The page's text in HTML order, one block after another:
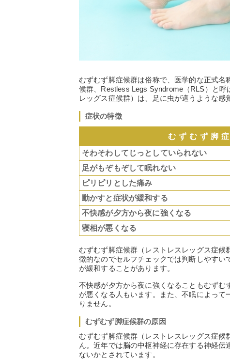
むずむず脚症候群は俗称で、医学的な正式
候群、Restless Legs Syndrome（RLS）と
レッグス症候群）は、足に虫が這うような感
症状の特徴
むずむず脚
そわそわしてじっとしていられない
足がもぞもぞして眠れない
ピリピリとした痛み
動かすと症状が緩和する
不快感が夕方から夜に強くなる
寝相が悪くなる
むずむず脚症候群（レストレスレッグス症
徴的なのでセルフチェックでは判断しやす
が緩和することがあります。
不快感が夕方から夜に強くなることもむず
が悪くなる人もいます。また、不眠によっ
りません。
むずむず脚症候群の原因
むずむず脚症候群（レストレスレッグス症
ん。近年では脳の中枢神経に存在する神経
ないかとされています。